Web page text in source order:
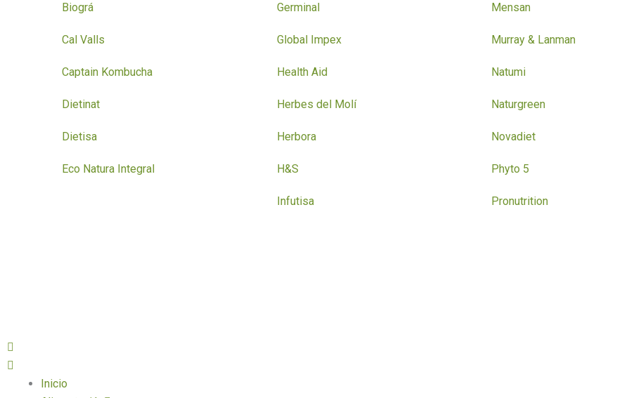
Biográ
Cal Valls
Captain Kombucha
Dietinat
Dietisa
Eco Natura Integral
Germinal
Global Impex
Health Aid
Herbes del Molí
Herbora
H&S
Infutisa
Mensan
Murray & Lanman
Natumi
Naturgreen
Novadiet
Phyto 5
Pronutrition
Inicio